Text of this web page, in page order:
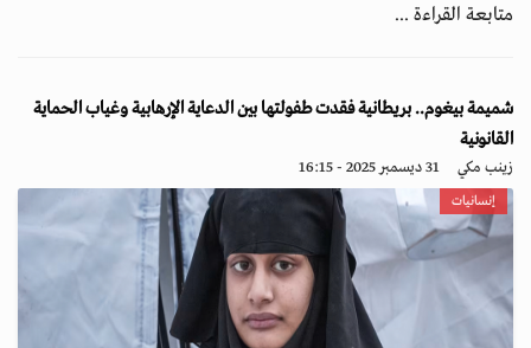
متابعة القراءة ...
شميمة بيغوم.. بريطانية فقدت طفولتها بين الدعاية الإرهابية وغياب الحماية
القانونية
زينب مكي 31 ديسمبر 2025 - 16:15
إنسانيات